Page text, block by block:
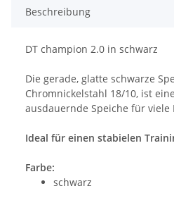
Beschreibung
DT champion 2.0 in schwarz
Die gerade, glatte schwarze
Chromnickelstahl 18/10, ist
ausdauernde Speiche für viele
Ideal für einen stabielen
Farbe:
schwarz